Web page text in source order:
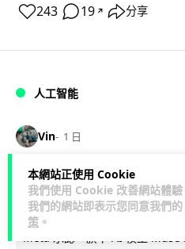
本網站正使用 Cookie
我們使用 Cookie 改善網站體
我們的網站即表示您同意我們的
策 。
243 19 ↗ 分享
人工智能
Vin 1 日
Meta AI 模型測試
大 AI 巨頭接連曝安
Meta 承認，旗下 AI 模型 Muse